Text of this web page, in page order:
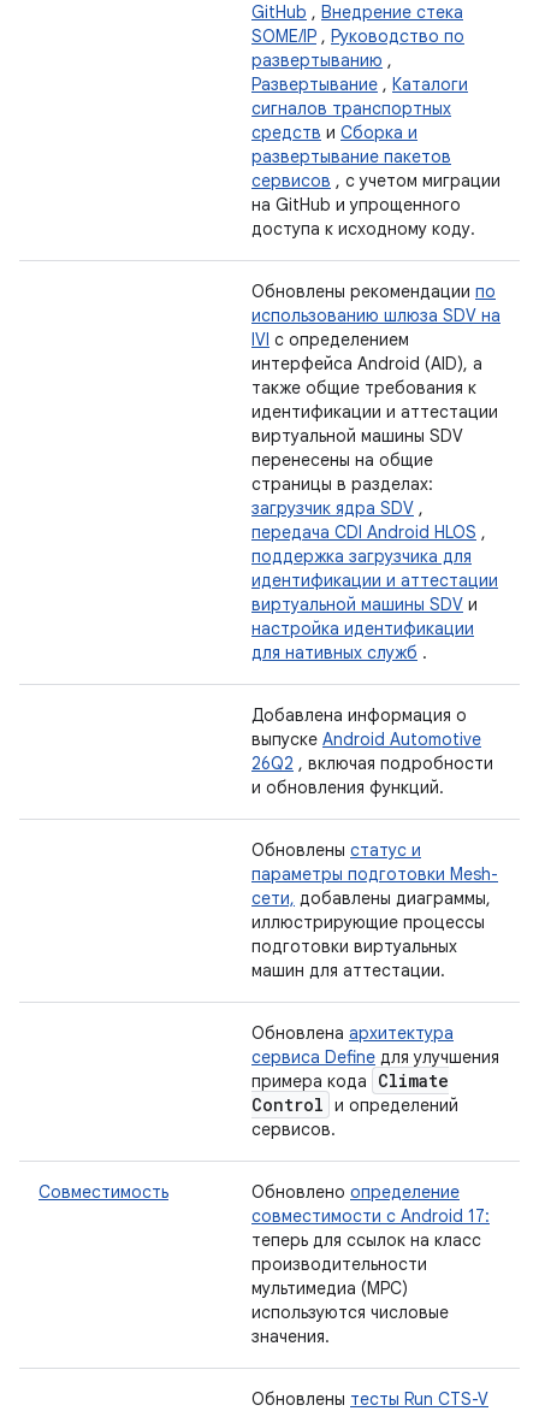
GitHub , Внедрение стека
SOME/IP , Руководство по
развертыванию ,
Развертывание , Каталоги
сигналов транспортных
средств и Сборка и
развертывание пакетов
сервисов , с учетом миграции
на GitHub и упрощенного
доступа к исходному коду.
Обновлены рекомендации по
использованию шлюза SDV на
IVI с определением
интерфейса Android (AID), а
также общие требования к
идентификации и аттестации
виртуальной машины SDV
перенесены на общие
страницы в разделах:
загрузчик ядра SDV ,
передача CDI Android HLOS ,
поддержка загрузчика для
идентификации и аттестации
виртуальной машины SDV и
настройка идентификации
для нативных служб .
Добавлена ​​информация о
выпуске Android Automotive
26Q2 , включая подробности
и обновления функций.
Обновлены статус и
параметры подготовки Mesh-
сети, добавлены диаграммы,
иллюстрирующие процессы
подготовки виртуальных
машин для аттестации.
Обновлена ​​архитектура
сервиса Define для улучшения
примера кода
Climate
Control и определений
сервисов.
Совместимость Обновлено определение
совместимости с Android 17:
теперь для ссылок на класс
производительности
мультимедиа (MPC)
используются числовые
значения.
Обновлены тесты Run CTS-V